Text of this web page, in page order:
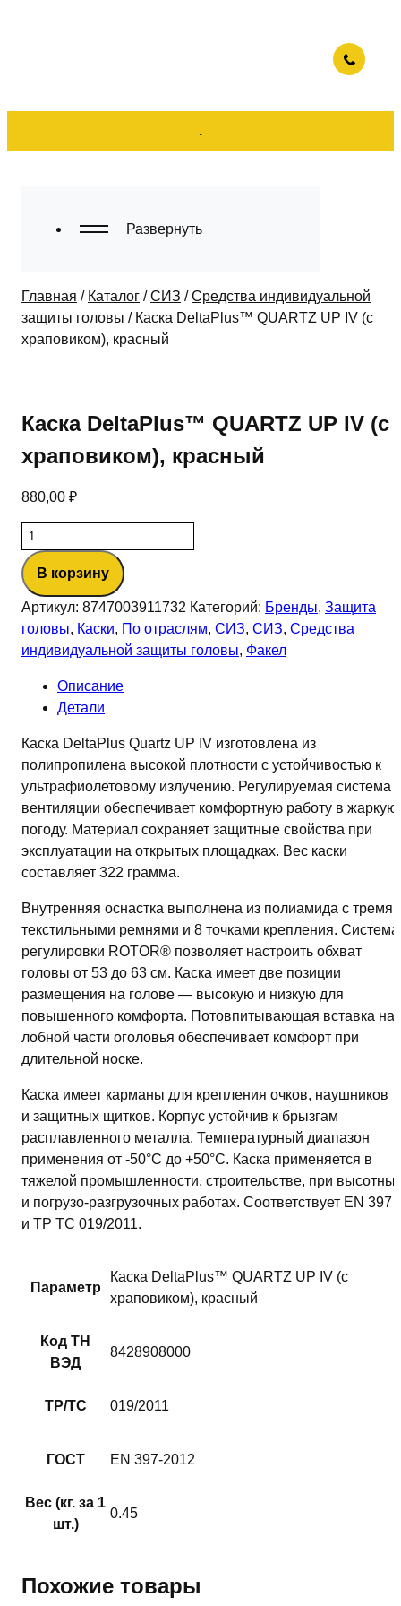
.
Главная / Каталог /СИЗ /Средства индивидуальной
защиты головы / Каска DeltaPlus™ QUARTZ UP IV (с
храповиком), красный
Каска DeltaPlus™ QUARTZ UP IV (с
храповиком), красный
880,00 ₽
Количество
товара
Каска
DeltaPlus™
QUARTZ
UP
IV
храповиком),
В корзину
Артикул: 8747003911732 Категорий: Бренды, Защита
головы, Каски, По отраслям, СИЗ, СИЗ, Средства
индивидуальной защиты головы, Факел
Описание
Детали
Каска DeltaPlus Quartz UP IV изготовлена из
полипропилена высокой плотности с устойчивостью к
ультрафиолетовому излучению. Регулируемая система
вентиляции обеспечивает комфортную работу в жаркую
погоду. Материал сохраняет защитные свойства при
эксплуатации на открытых площадках. Вес каски
составляет 322 грамма.
Внутренняя оснастка выполнена из полиамида с тремя
текстильными ремнями и 8 точками крепления. Система
регулировки ROTOR® позволяет настроить обхват
головы от 53 до 63 см. Каска имеет две позиции
размещения на голове — высокую и низкую для
повышенного комфорта. Потовпитывающая вставка на
лобной части оголовья обеспечивает комфорт при
длительной носке.
Каска имеет карманы для крепления очков, наушников
и защитных щитков. Корпус устойчив к брызгам
расплавленного металла. Температурный диапазон
применения от -50°C до +50°C. Каска применяется в
тяжелой промышленности, строительстве, при
и погрузо-разгрузочных работах. Соответствует EN 397
и ТР ТС 019/2011.
Параметр
Каска DeltaPlus™ QUARTZ UP IV (с
храповиком), красный
Код ТН
ВЭД
8428908000
ТР/ТС 019/2011
ГОСТ EN 397-2012
Вес (кг. за 1
шт.)
0.45
Похожие товары
Развернуть